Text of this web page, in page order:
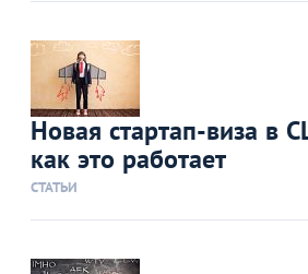
Новая стартап-виза в
как это работает
СТАТЬИ